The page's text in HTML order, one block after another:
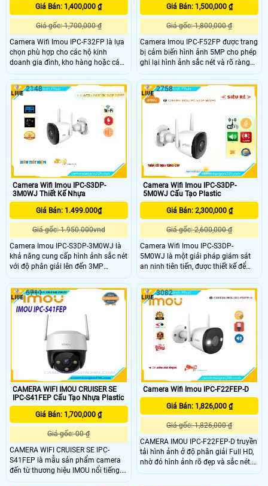
Giá Bán: 1,400,000 ₫
Giá gốc: 1,700,000 ₫
Camera Wifi Imou IPC-F32FP là lựa
chọn phù hợp cho các hộ kinh
doanh gia đình, kho hàng hoặc các
khu vực cần giám sát ngoài trời với
yêu cầu về chất lượng hình ảnh và
tính năng thông minh giúp ghi lại
hình ảnh rõ nét và chi tiết của khu
vực giám sát tích hợp công nghệ
phát hiện chuyển động thông minh
giúp gửi thông báo khi có hoạt động
nghi ngờ xảy ra trong khu vực giám
Giá Bán: 1,500,000 ₫
Giá gốc: 1,800,000 ₫
Camera Imou IPC-F52FP được trang
bị cảm biến hình ảnh 5MP cho phép
ghi lại hình ảnh sắc nét và rõ ràng
ngay cả trong điều kiện ánh sáng
yếu. Tính năng full color của camera
cho phép bạn theo dõi trong bóng
tối với khoảng cách lên đến 30 mét
mà vẫn có màu ban đêm Imou IPC-
F52FP thiết kế chắc chắn và hiện
đại phù hợp với nhiều môi trường,
camera này có khả năng hoạt động
ổn định ngay cả trong những điều
kiện thời tiết khắc nghiệt nhất như
mưa to hay bụi bẩn
Camera Wifi Imou IPC-S3DP-
3M0WJ Thiết Kế Nhựa
Giá Bán: 1.499.000₫
Giá gốc: 1.950.000vnd
Camera Imou IPC-S3DP-3M0WJ là
khả năng cung cấp hình ảnh sắc nét
với độ phân giải lên đến 3MP
Camera này còn được trang bị tính
năng phát hiện chuyển động thông
minh Khi phát hiện sự chuyển động
bất thường Imou IPC-S3DP-3M0WJ
sẽ gửi thông báo ngay lập tức đến
điện thoại của bạn giúp bạn kịp thời
xử lý các tình huống khẩn cấp
2148
Camera Wifi Imou IPC-S3DP-
5M0WJ Cấu Tạo Plastic
Giá Bán: 2,300,000 ₫
Giá gốc: 2,600,000 ₫
Camera Wifi Imou IPC-S3DP-
5M0WJ là một giải pháp giám sát
an ninh tiên tiến, được thiết kế để
cung cấp hình ảnh chất lượng cao
và hiệu suất đáng tin cậy Imou IPC-
S3DP-5M0WJ là sự lựa chọn tuyệt
vời cho việc bảo vệ tài sản và gia
đình, cung cấp giải pháp giám sát
hiệu quả và tiện lợi với chất lượng
hình ảnh cao và các tính năng
thông minh
2758
CAMERA WIFI IMOU CRUISER SE
IPC-S41FEP Cấu Tạo Nhựa Plastic
Giá Bán: 1,700,000 ₫
Giá gốc: 00 ₫
CAMERA WIFI CRUISER SE IPC-
S41FEP là mẫu sản phẩm camera
đến từ thương hiệu IMOU nổi tiếng.
Sở hữu hình ảnh sắc nét với độ
5711
Camera Wifi Imou IPC-F22FEP-D
Giá Bán: 1,826,000 ₫
Giá gốc: 1,826,000 ₫
CAMERA IMOU IPC-F22FEP-D truyền
tải hình ảnh ở độ phân giải Full HD,
nhờ đó hình ảnh rõ đẹp và sắc nét.
Camera chủ động giữ các mối đe
3082